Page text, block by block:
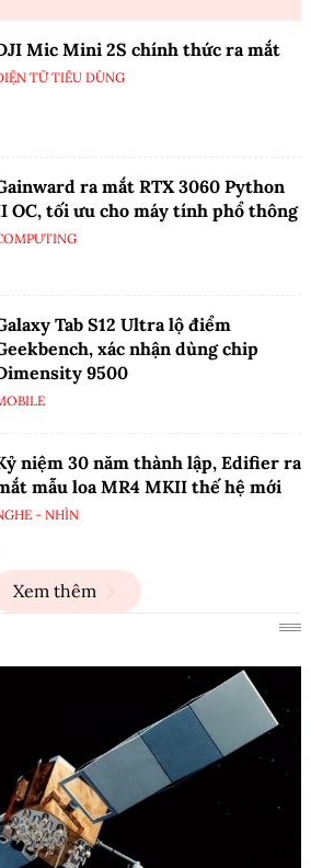
Mic Mini 2S chính thức ra mắt
TỬ TIÊU DÙNG
ra mắt RTX 3060 Python
OC, tối ưu cho máy tính phổ thông
Tab S12 Ultra lộ điểm
xác nhận dùng chip
9500
niệm 30 năm thành lập, Edifier ra
mẫu loa MR4 MKII thế hệ mới
- NHÌN
Xem thêm